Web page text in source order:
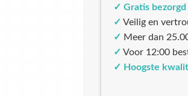
✓ Gratis bezorgd
✓ Veilig en
✓ Meer dan
✓ Voor 12:00
✓ Hoogste